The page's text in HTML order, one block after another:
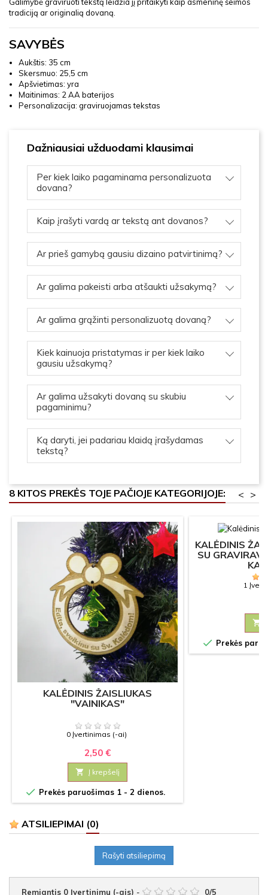
tradiciją ar originalią dovaną.
SAVYBĖS
Aukštis: 35 cm
Skersmuo: 25,5 cm
Apšvietimas: yra
Maitinimas: 2 AA baterijos
Personalizacija: graviruojamas tekstas
Dažniausiai užduodami klausimai
Per kiek laiko pagaminama personalizuota
dovana?
Kaip įrašyti vardą ar tekstą ant dovanos?
Ar prieš gamybą gausiu dizaino patvirtinimą?
Ar galima pakeisti arba atšaukti užsakymą?
Ar galima grąžinti personalizuotą dovaną?
Kiek kainuoja pristatymas ir per kiek laiko
gausiu užsakymą?
Ar galima užsakyti dovaną su skubiu
pagaminimu?
Ką daryti, jei padariau klaidą įrašydamas
tekstą?
8 KITOS PREKĖS TOJE PAČIOJE KATEGORIJOJE: >
<
KALĖDINIS ŽAISLIUKAS
"VAINIKAS"
0 Įvertinimas (-ai)
2,50 €
 Į krepšelį
 Prekės paruošimas 1 - 2 dienos.
KALĖDINIS
SU
1

 Prekės
ATSILIEPIMAI (0)
Rašyti atsiliepimą
Remiantis 0 Įvertinimu (-ais) - 0/5